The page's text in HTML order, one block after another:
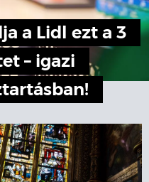
a Lidl ezt a 3
– igazi